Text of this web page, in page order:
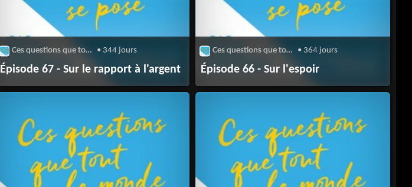
Ces questions que tout le monde se pose • 344 jours
Épisode 67 - Sur le rapport à l'argent
Ces questions que tout le monde se pose • 364 jours
Épisode 66 - Sur l'espoir